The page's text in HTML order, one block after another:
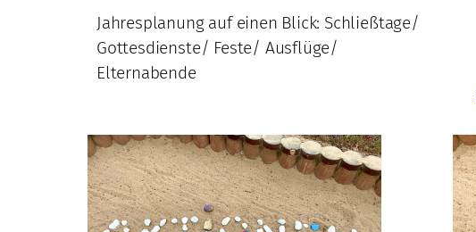
Jahresplanung auf einen Blick: Schließtage/
Gottesdienste/ Feste/ Ausflüge/
Elternabende